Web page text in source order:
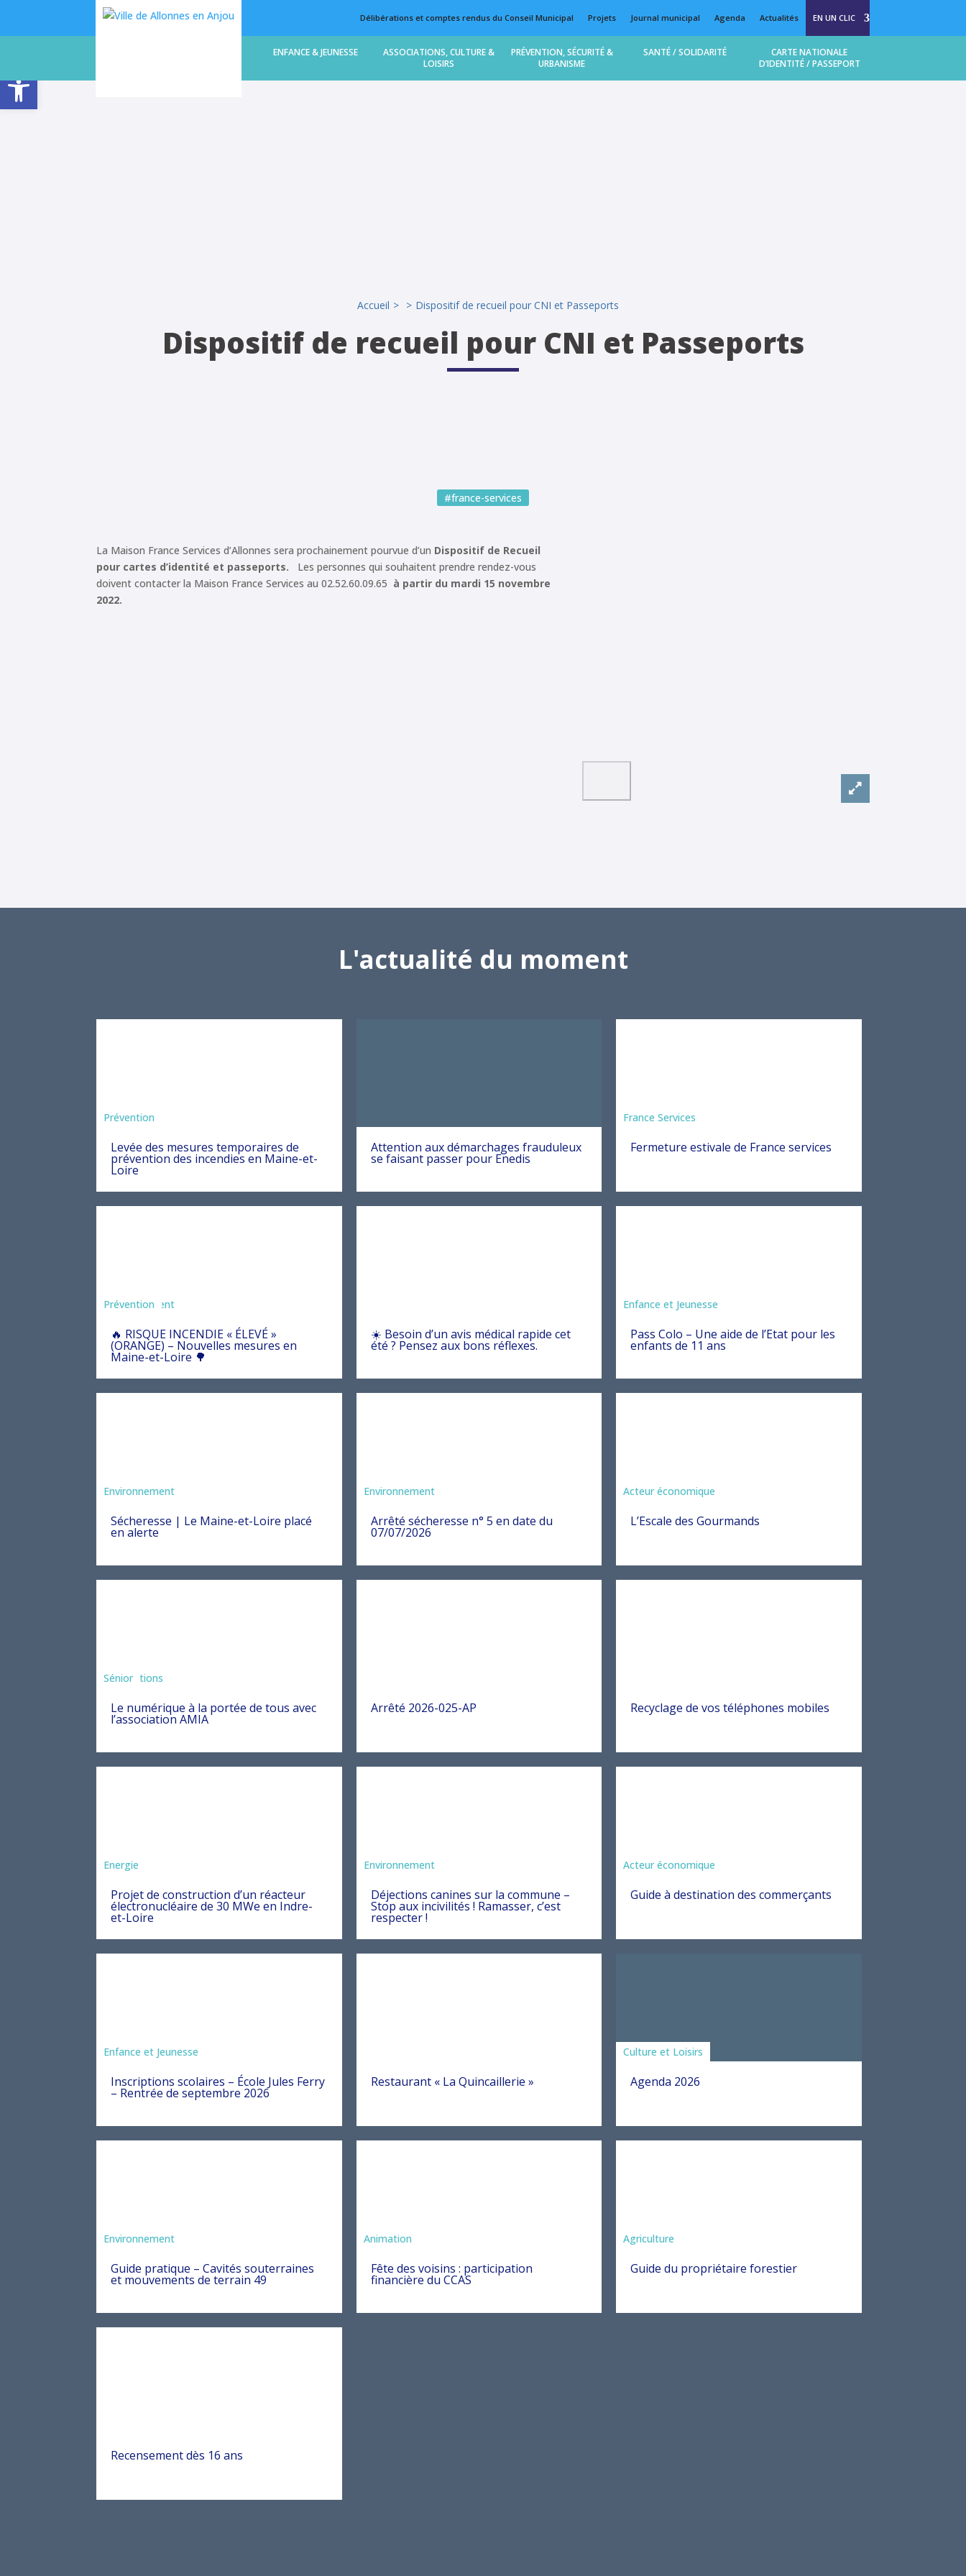
Délibérations et comptes rendus du Conseil Municipal Projets Journal municipal Agenda Actualités EN UN CLIC
ENFANCE & JEUNESSE
ASSOCIATIONS, CULTURE &
LOISIRS
PRÉVENTION, SÉCURITÉ &
URBANISME
SANTÉ / SOLIDARITÉ
CARTE NATIONALE
D’IDENTITÉ / PASSEPORT
Accueil Dispositif de recueil pour CNI et Passeports
Dispositif de recueil pour CNI et Passeports
#france-services
La Maison France Services d’Allonnes sera prochainement pourvue d’un Dispositif de Recueil
pour cartes d’identité et passeports. Les personnes qui souhaitent prendre rendez-vous
doivent contacter la Maison France Services au 02.52.60.09.65 à partir du mardi 15 novembre
2022.
L'actualité du moment
Préfecture
Prévention
Levée des mesures temporaires de
prévention des incendies en Maine-et-
Loire
Attention aux démarchages frauduleux
se faisant passer pour Enedis
France Services
Fermeture estivale de France services
Agriculture
Arrêté
Environnement
Prévention
🔥 RISQUE INCENDIE « ÉLEVÉ »
(ORANGE) – Nouvelles mesures en
Maine-et-Loire 🌳
☀️ Besoin d’un avis médical rapide cet
été ? Pensez aux bons réflexes.
Animation
Enfance et Jeunesse
Pass Colo – Une aide de l’Etat pour les
enfants de 11 ans
Environnement
Sécheresse | Le Maine-et-Loire placé
en alerte
Agriculture
Environnement
Arrêté sécheresse n° 5 en date du
07/07/2026
Acteur économique
L’Escale des Gourmands
Associations
Sénior
Le numérique à la portée de tous avec
l’association AMIA
Arrêté 2026-025-AP Recyclage de vos téléphones mobiles
Energie
Projet de construction d’un réacteur
électronucléaire de 30 MWe en Indre-
et-Loire
Environnement
Déjections canines sur la commune –
Stop aux incivilités ! Ramasser, c’est
respecter !
Acteur économique
Guide à destination des commerçants
Enfance et Jeunesse
Inscriptions scolaires – École Jules Ferry
– Rentrée de septembre 2026
Restaurant « La Quincaillerie »
Associations
Culture et Loisirs
Agenda 2026
Environnement
Guide pratique – Cavités souterraines
et mouvements de terrain 49
Animation
Fête des voisins : participation
financière du CCAS
Agriculture
Guide du propriétaire forestier
Recensement dès 16 ans
Ouvrir la barre d’outils